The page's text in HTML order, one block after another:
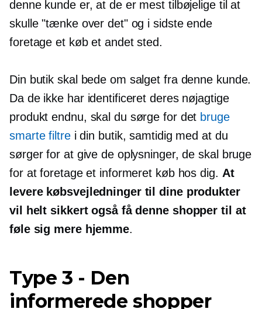
denne kunde er, at de er mest tilbøjelige til at
skulle "tænke over det" og i sidste ende
foretage et køb et andet sted.
Din butik skal bede om salget fra denne kunde.
Da de ikke har identificeret deres nøjagtige
produkt endnu, skal du sørge for det bruge
smarte filtrei din butik, samtidig med at du
sørger for at give de oplysninger, de skal bruge
for at foretage et informeret køb hos dig. At
levere købsvejledninger til dine produkter
vil helt sikkert også få denne shopper til at
føle sig mere hjemme.
Type 3 - Den
informerede shopper